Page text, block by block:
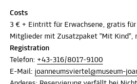
Costs
3 € + Eintritt für Erwachsene, gratis für
Mitglieder mit Zusatzpaket "Mit Kind",
Registration
Telefon: +43-316/8017-9100
E-Mail: joanneumsviertel@museum-